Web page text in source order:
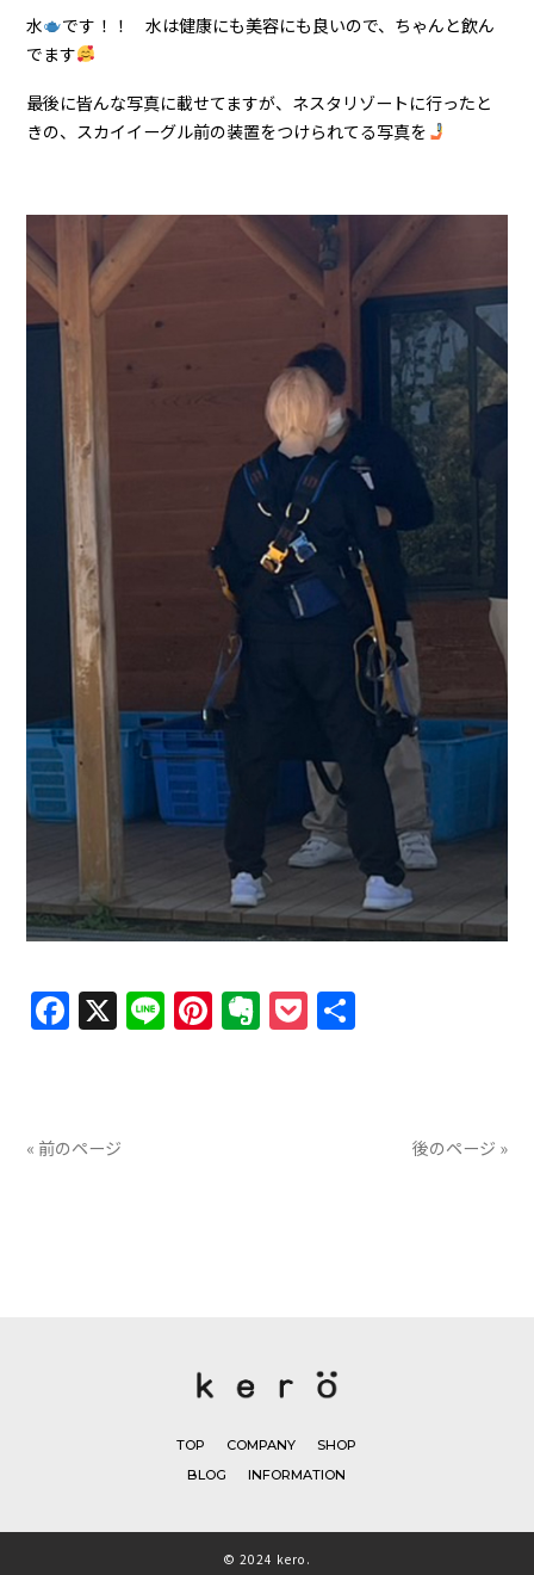
水
です！！ 水は健康にも美容にも良いので、ちゃんと飲ん
でます
最後に皆んな写真に載せてますが、ネスタリゾートに行ったと
きの、スカイイーグル前の装置をつけられてる写真を
Facebook
X LinePinterest
Evernote
Pocket
« 前のページ 後のページ »
TOP COMPANY
SHOP
BLOG
INFORMATION
© 2024 kero.